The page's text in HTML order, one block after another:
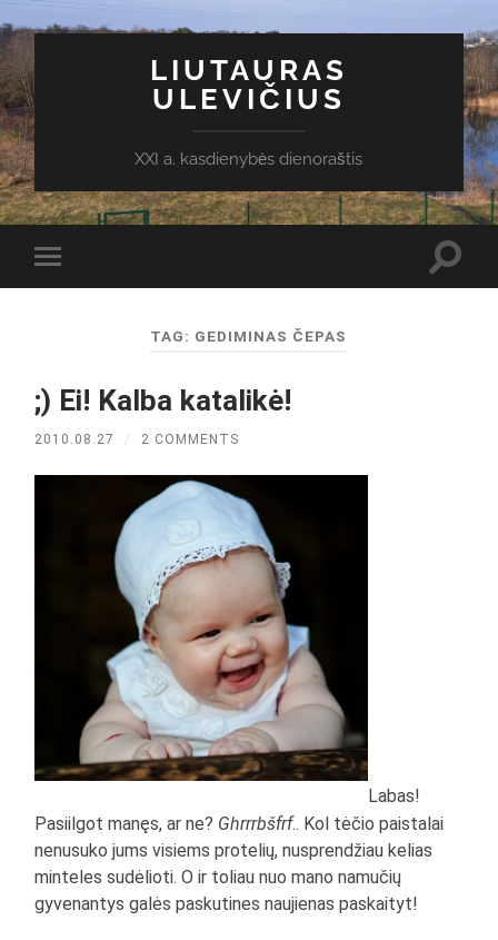
LIUTAURAS
ULEVIČIUS
XXI a. kasdienybės dienoraštis
Toggle
mobile
TAG: GEDIMINAS ČEPAS
;) Ei! Kalba katalikė!
2010.08.27 / 2 COMMENTS
Labas!
Pasiilgot manęs, ar ne? Ghrrrbšfrf.. Kol tėčio paistalai
nenusuko jums visiems protelių, nusprendžiau kelias
minteles sudėlioti. O ir toliau nuo mano namučių
gyvenantys galės paskutines naujienas paskaityt!